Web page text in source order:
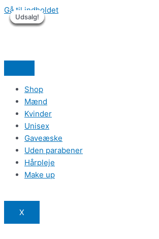
Gå til indholdet
Shop
Mænd
Kvinder
Unisex
Gaveæske
Uden parabener
Hårpleje
Make up
X
Udsalg!
Udsalg!
Udsalg!
Udsalg!
Udsalg!
Udsalg!